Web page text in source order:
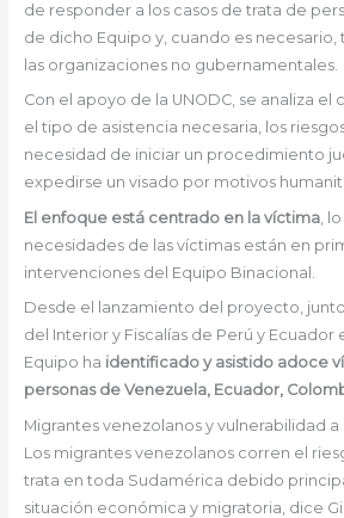
de responder a los casos de trata de
de dicho Equipo y, cuando es necesario,
las organizaciones no gubernamentales.
Con el apoyo de la UNODC, se analiza el
el tipo de asistencia necesaria, los
necesidad de iniciar un procedimiento
expedirse un visado por motivos
El enfoque está centrado en la víctima,
necesidades de las víctimas están en
intervenciones del Equipo Binacional.
Desde el lanzamiento del proyecto,
del Interior y Fiscalías de Perú y Ecuador
Equipo ha identificado y asistido adoce
personas de Venezuela, Ecuador,
Migrantes venezolanos y vulnerabilidad
Los migrantes venezolanos corren el
trata en toda Sudamérica debido
situación económica y migratoria, dice